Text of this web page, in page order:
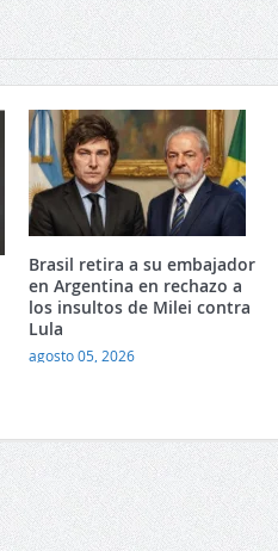
Brasil retira a su embajador
en Argentina en rechazo a
los insultos de Milei contra
Lula
agosto 05, 2026